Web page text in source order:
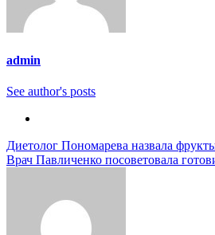
admin
See author's posts
Навигация
по
Диетолог Пономарева назвала
Врач Павличенко посоветовала